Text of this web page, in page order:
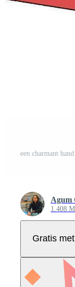
Agum
1.408
Gratis